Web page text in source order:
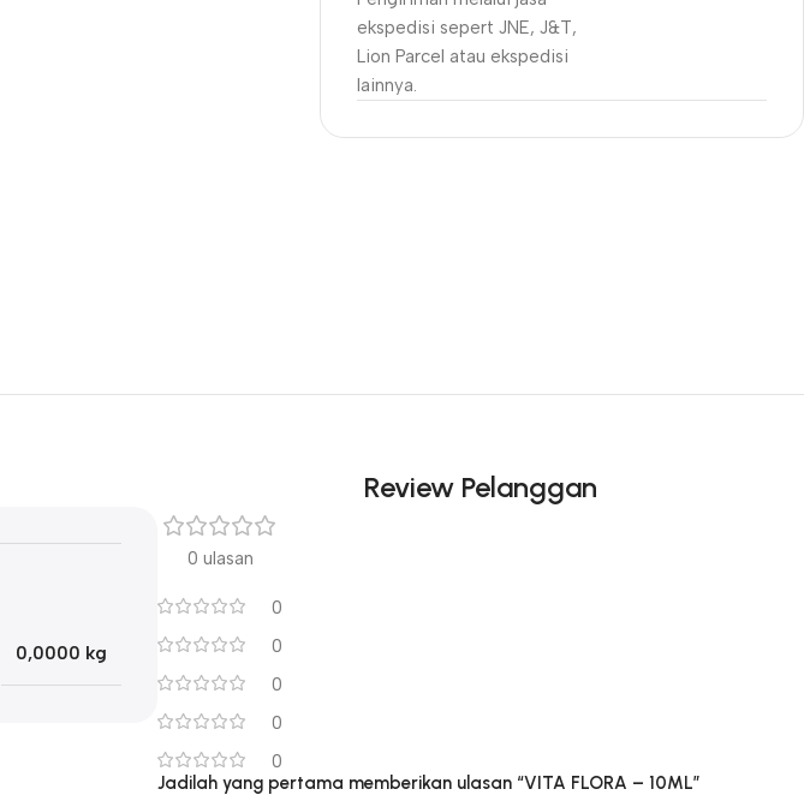
ekspedisi sepert JNE, J&T,
Lion Parcel atau ekspedisi
lainnya.
0,0000 kg
Review Pelanggan
0 ulasan
0
0
0
0
0
Jadilah yang pertama memberikan ulasan “VITA FLORA – 10ML”